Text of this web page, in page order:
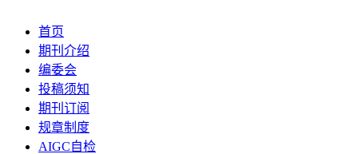
首页
期刊介绍
编委会
投稿须知
期刊订阅
规章制度
AIGC自检